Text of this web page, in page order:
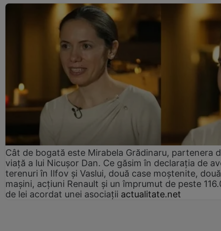
Cât de bogată este Mirabela Grădinaru, partenera
viață a lui Nicușor Dan. Ce găsim în declarația de
terenuri în Ilfov și Vaslui, două case moștenite, două
mașini, acțiuni Renault și un împrumut de peste
de lei acordat unei asociații actualitate.net